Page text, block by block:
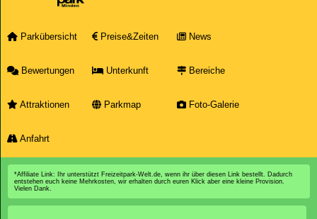
Parkübersicht Preise&Zeiten News
Bewertungen Unterkunft Bereiche
Attraktionen Parkmap Foto-Galerie
Anfahrt
*Affiliate Link: Ihr unterstützt Freizeitpark-Welt.de, wenn ihr über diesen Link bestellt. Dadurch
entstehen euch keine Mehrkosten, wir erhalten durch euren Klick aber eine kleine Provision.
Vielen Dank.